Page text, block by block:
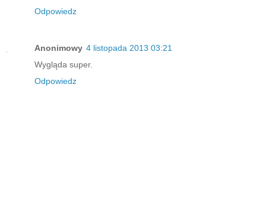
Odpowiedz
Anonimowy 4 listopada 2013 03:21
Wygląda super.
Odpowiedz